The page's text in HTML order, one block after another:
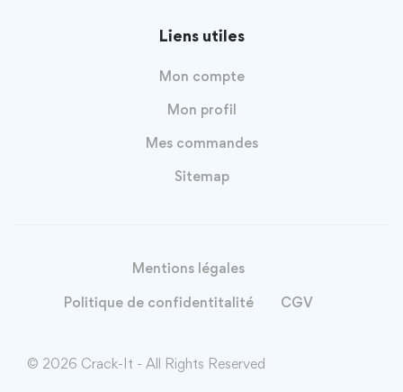
Liens utiles
Mon compte
Mon profil
Mes commandes
Sitemap
Mentions légales
Politique de confidentitalité
CGV
© 2026 Crack-It - All Rights Reserved